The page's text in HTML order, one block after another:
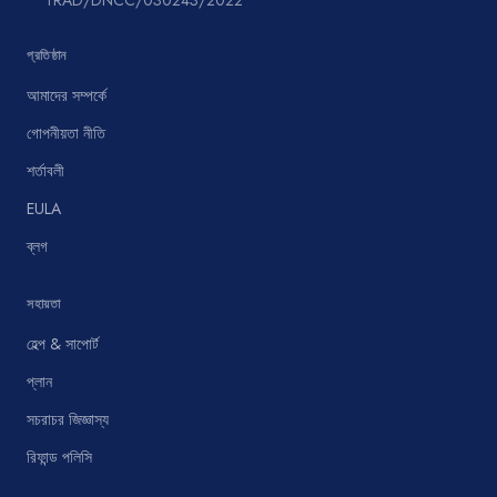
প্রতিষ্ঠান
আমাদের সম্পর্কে
গোপনীয়তা নীতি
শর্তাবলী
EULA
ব্লগ
সহায়তা
হেল্প & সাপোর্ট
প্লান
সচরাচর জিজ্ঞাস্য
রিফান্ড পলিসি